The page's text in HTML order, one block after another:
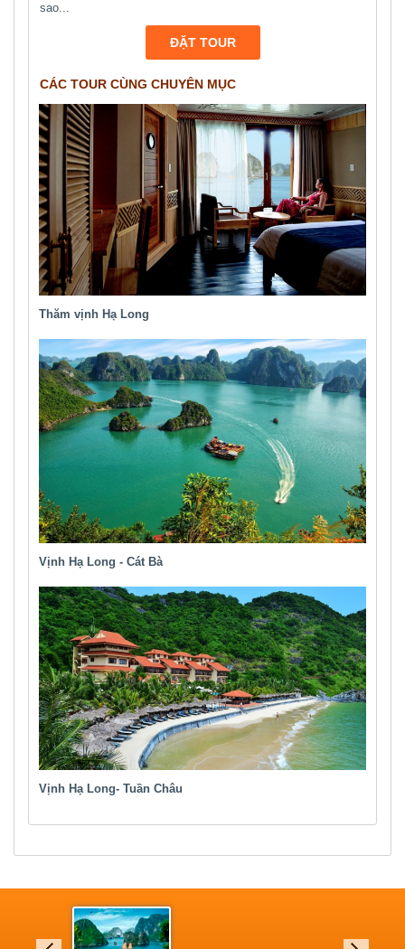
sao...
ĐẶT TOUR
CÁC TOUR CÙNG CHUYÊN MỤC
Thăm vịnh Hạ Long
Vịnh Hạ Long - Cát Bà
Vịnh Hạ Long- Tuần Châu